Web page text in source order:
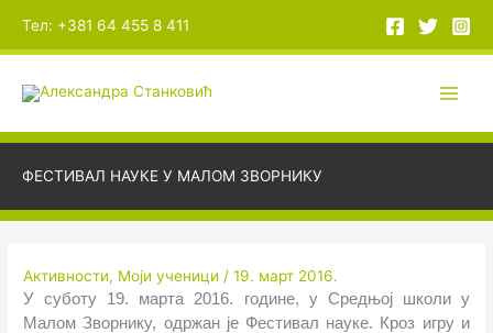
садржај
Тел: +381 64 455 8 411
ФЕСТИВАЛ НАУКЕ У МАЛОМ ЗВОРНИКУ
Активности, Моји ученици /19. март 2016.
У суботу 19. марта 2016. године, у Средњој школи у
Малом Зворнику, одржан је Фестивал науке. Кроз игру и
и
в